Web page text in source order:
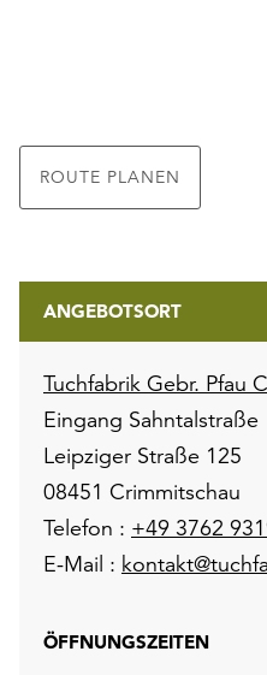
ROUTE PLANEN
ANGEBOTSORT
Tuchfabrik Gebr. Pfau
Eingang Sahntalstraße
Leipziger Straße 125
08451 Crimmitschau
Telefon : +49 3762
E-Mail :
ÖFFNUNGSZEITEN